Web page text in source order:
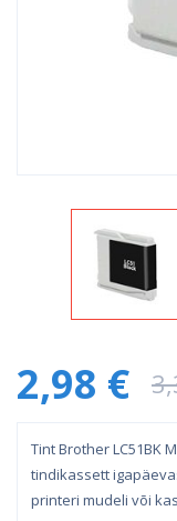
2,98 €
Tint Brother LC51BK
tindikassett
printeri mudeli või